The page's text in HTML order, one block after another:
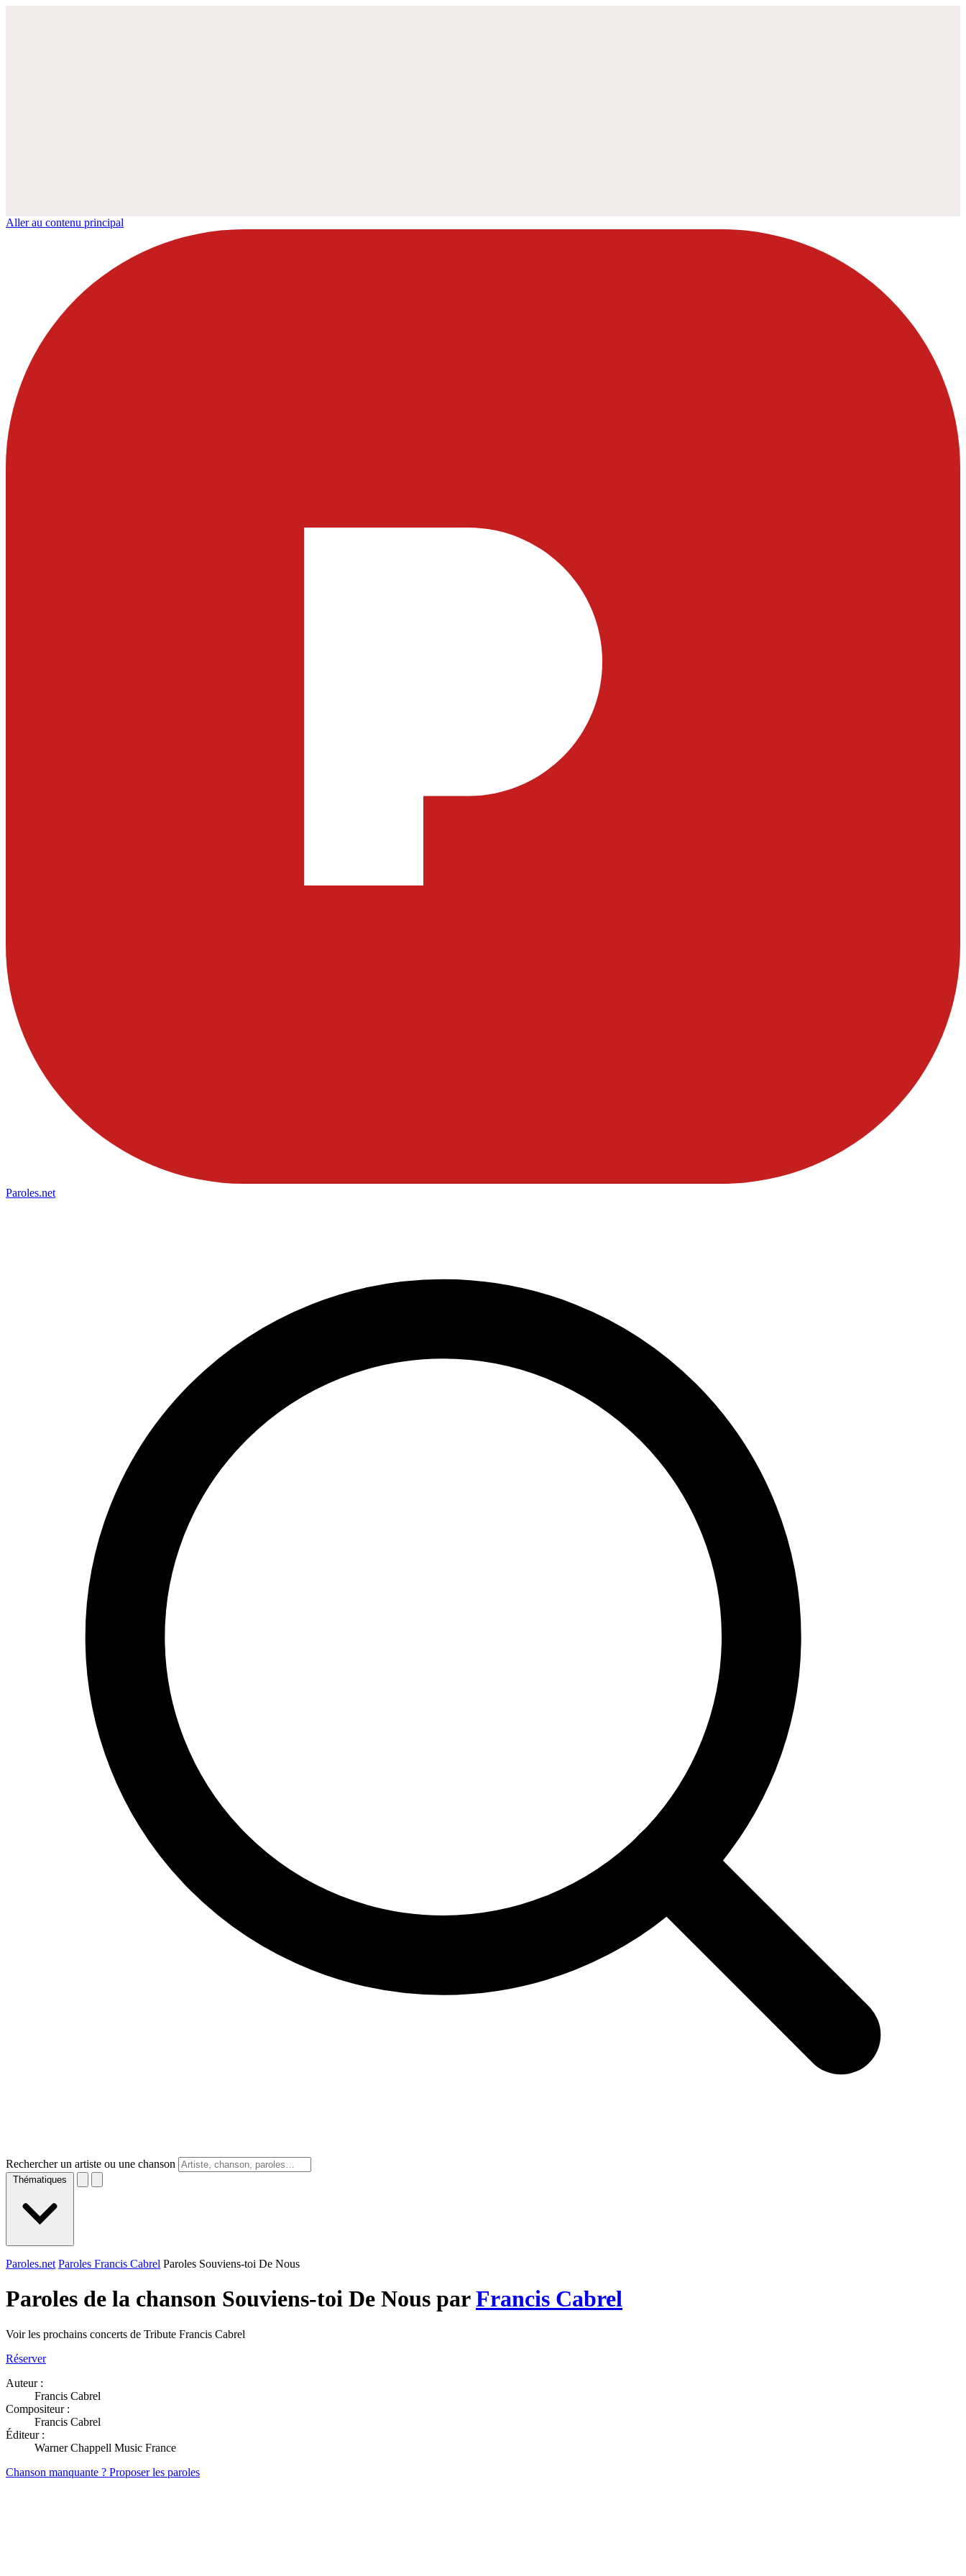
Aller au contenu principal
Paroles.net
Rechercher un artiste ou une chanson
Thématiques
Paroles.net Paroles Francis Cabrel Paroles Souviens-toi De Nous
Paroles de la chanson Souviens-toi De Nous parFrancis Cabrel
Voir les prochains concerts de Tribute Francis Cabrel
Réserver
Auteur :
Francis Cabrel
Compositeur :
Francis Cabrel
Éditeur :
Warner Chappell Music France
Chanson manquante ? Proposer les paroles